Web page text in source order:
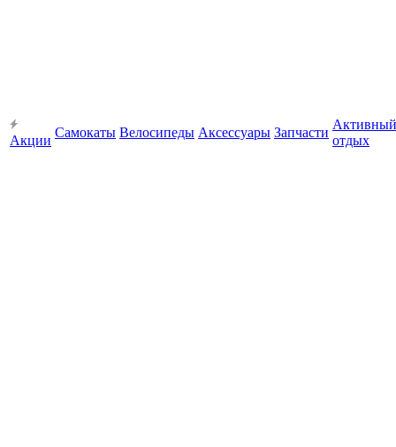
Акции
Самокаты Велосипеды Аксессуары Запчасти
Активный
отдых